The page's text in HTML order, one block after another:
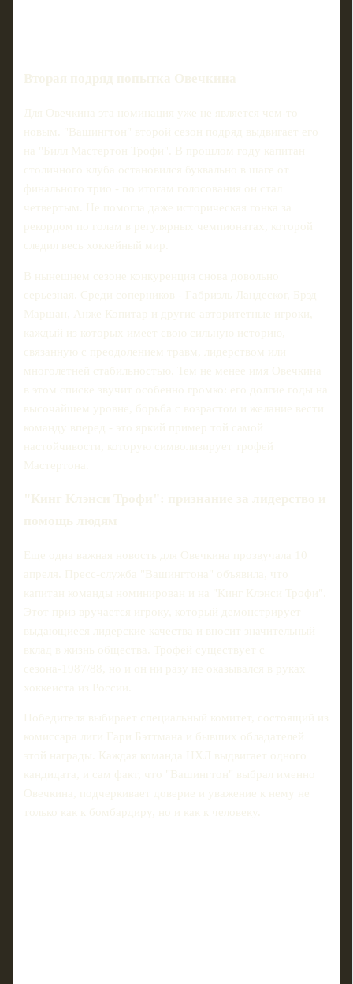
Вторая подряд попытка Овечкина
Для Овечкина эта номинация уже не является чем-то
новым. "Вашингтон" второй сезон подряд выдвигает его
на "Билл Мастертон Трофи". В прошлом году капитан
столичного клуба остановился буквально в шаге от
финального трио - по итогам голосования он стал
четвертым. Не помогла даже историческая гонка за
рекордом по голам в регулярных чемпионатах, которой
следил весь хоккейный мир.
В нынешнем сезоне конкуренция снова довольно
серьезная. Среди соперников - Габриэль Ландеског, Брэд
Маршан, Анже Копитар и другие авторитетные игроки,
каждый из которых имеет свою сильную историю,
связанную с преодолением травм, лидерством или
многолетней стабильностью. Тем не менее имя Овечкина
в этом списке звучит особенно громко: его долгие годы на
высочайшем уровне, борьба с возрастом и желание вести
команду вперед - это яркий пример той самой
настойчивости, которую символизирует трофей
Мастертона.
"Кинг Клэнси Трофи": признание за лидерство и
помощь людям
Еще одна важная новость для Овечкина прозвучала 10
апреля. Пресс-служба "Вашингтона" объявила, что
капитан команды номинирован и на "Кинг Клэнси Трофи".
Этот приз вручается игроку, который демонстрирует
выдающиеся лидерские качества и вносит значительный
вклад в жизнь общества. Трофей существует с
сезона-1987/88, но и он ни разу не оказывался в руках
хоккеиста из России.
Победителя выбирает специальный комитет, состоящий из
комиссара лиги Гари Бэттмана и бывших обладателей
этой награды. Каждая команда НХЛ выдвигает одного
кандидата, и сам факт, что "Вашингтон" выбрал именно
Овечкина, подчеркивает доверие и уважение к нему не
только как к бомбардиру, но и как к человеку.